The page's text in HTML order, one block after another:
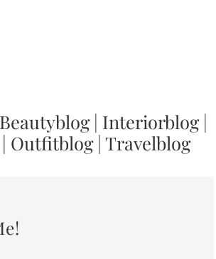
Beautyblog| Interiorblog|
Outfitblog| Travelblog